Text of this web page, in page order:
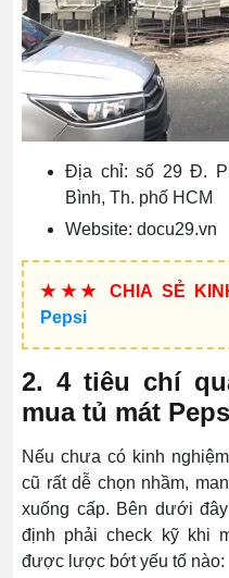
Địa chỉ: số 29 Đ.
Bình, Th. phố HCM
Website: docu29.vn
★★★ CHIA SẺ
Pepsi
2. 4 tiêu chí
mua tủ mát
Nếu chưa có kinh
cũ rất dễ chọn nhầm,
xuống cấp. Bên dưới
định phải check kỹ khi
được lược bớt yếu tố nào: